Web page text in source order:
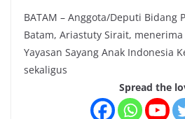
BATAM – Anggota/Deputi Bidang
Batam, Ariastuty Sirait,
Yayasan Sayang Anak Indonesia
sekaligus
Spread the